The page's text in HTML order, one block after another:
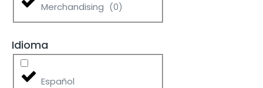
Merchandising (0)
Idioma
Español